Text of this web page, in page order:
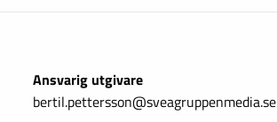
Ansvarig utgivare
bertil.pettersson@sveagruppenmedia.se